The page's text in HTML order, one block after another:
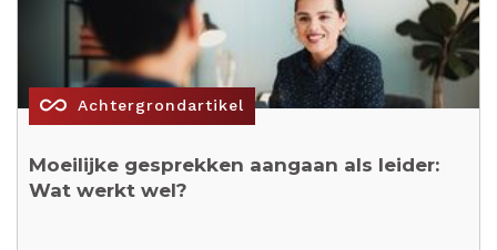
all_inclusive Achtergrondartikel
Moeilijke gesprekken aangaan als leider:
Wat werkt wel?